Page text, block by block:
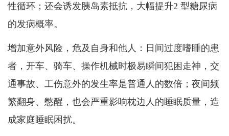
性循环；还会诱发胰岛素抵抗，大幅提升2 型糖尿病
的发病概率。
增加意外风险，危及自身和他人：日间过度嗜睡的患
者，开车、骑车、操作机械时极易瞬间犯困走神，交
通事故、工伤意外的发生率是普通人的数倍；夜间频
繁翻身、憋醒，也会严重影响枕边人的睡眠质量，造
成家庭睡眠困扰。